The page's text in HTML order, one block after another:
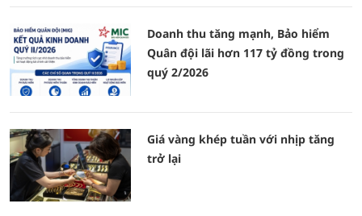
Doanh thu tăng mạnh, Bảo hiểm
Quân đội lãi hơn 117 tỷ đồng trong
quý 2/2026
Giá vàng khép tuần với nhịp tăng
trở lại